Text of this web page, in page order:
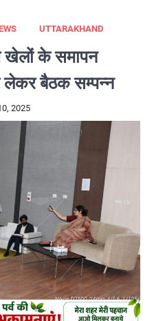
UTTARAKHAND
खेलों के समापन
लेकर बैठक सम्पन्न
2025